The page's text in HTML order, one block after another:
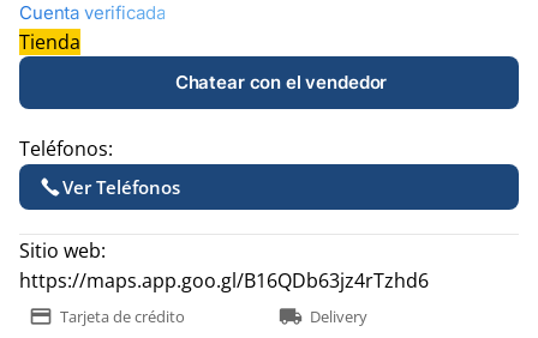
Cuenta verificada
Tienda
Chatear con el vendedor
Teléfonos:
Ver Teléfonos
Sitio web:
https://maps.app.goo.gl/B16QDb63jz4rTzhd6
payment Tarjeta de crédito local_shipping Delivery